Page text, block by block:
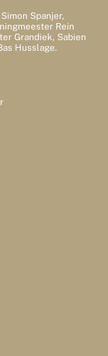
Spanjer,
Rein
Grandiek, Sabien
Husslage.